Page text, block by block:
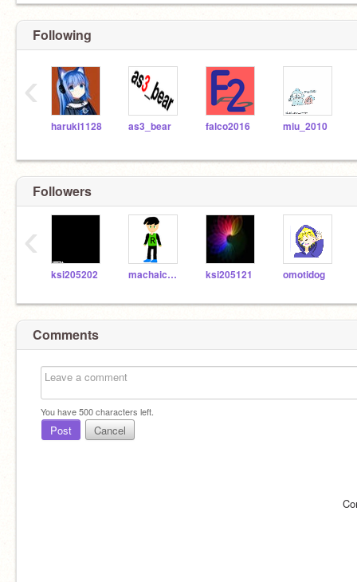
Following
haruki1128 as3_bear falco2016 miu_2010
‹
Followers
ksi205202 machaice1212 ksi205121 omotidog
‹
Comments
You have500characters left.
Post Cancel